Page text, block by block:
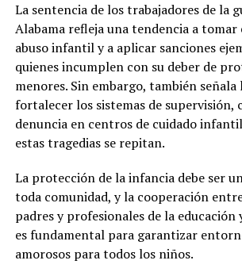
La sentencia de los trabajadores de la
Alabama refleja una tendencia a tomar
abuso infantil y a aplicar sanciones
quienes incumplen con su deber de
menores. Sin embargo, también señala
fortalecer los sistemas de supervisión,
denuncia en centros de cuidado
estas tragedias se repitan.
La protección de la infancia debe ser
toda comunidad, y la cooperación
padres y profesionales de la
es fundamental para garantizar
amorosos para todos los niños.